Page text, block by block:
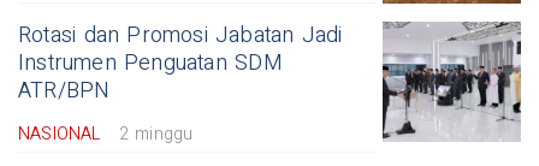
Rotasi dan Promosi Jabatan Jadi
Instrumen Penguatan SDM
ATR/BPN
NASIONAL 2 minggu